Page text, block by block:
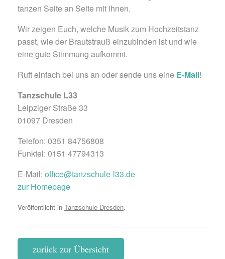
tanzen Seite an Seite mit ihnen.
Wir zeigen Euch, welche Musik zum Hochzeitstanz
passt, wie der Brautstrauß einzubinden ist und wie
eine gute Stimmung aufkommt.
Ruft einfach bei uns an oder sende uns eine E-Mail!
Tanzschule L33
Leipziger Straße 33
01097 Dresden
Telefon: 0351 84756808
Funktel: 0151 47794313
E-Mail: office@tanzschule-l33.de
zur Homepage
Veröffentlicht in Tanzschule Dresden.
zurück zur Übersicht